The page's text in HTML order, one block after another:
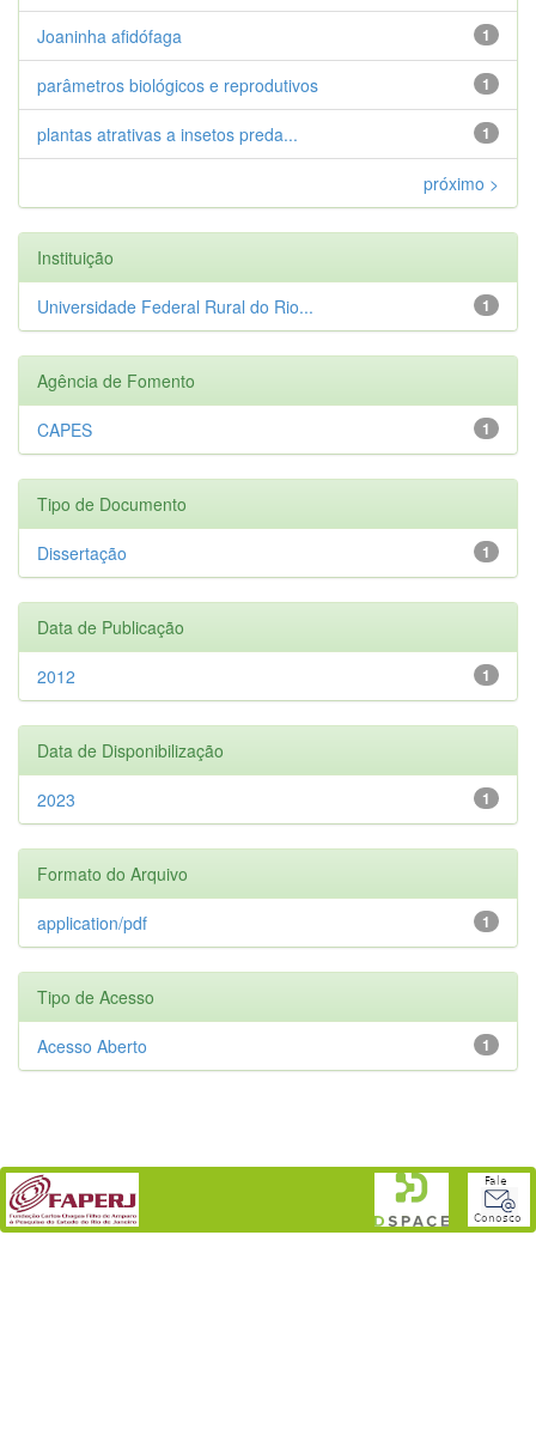
1
Joaninha afidófaga
1
parâmetros biológicos e reprodutivos
1
plantas atrativas a insetos preda...
próximo >
Instituição
1
Universidade Federal Rural do Rio...
Agência de Fomento
1
CAPES
Tipo de Documento
1
Dissertação
Data de Publicação
1
2012
Data de Disponibilização
1
2023
Formato do Arquivo
1
application/pdf
Tipo de Acesso
1
Acesso Aberto